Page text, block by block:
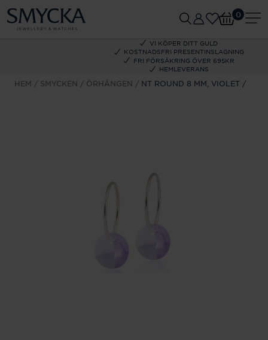
VI KÖPER DITT GULD
KOSTNADSFRI PRESENTINSLAGNING
FRI FÖRSÄKRING ÖVER 695KR
HEMLEVERANS
0
HEM SMYCKEN ÖRHÄNGEN NT ROUND 8 MM, VIOLET